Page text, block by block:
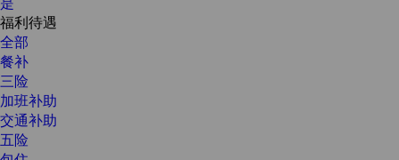
福利待遇
全部
餐补
三险
加班补助
交通补助
五险